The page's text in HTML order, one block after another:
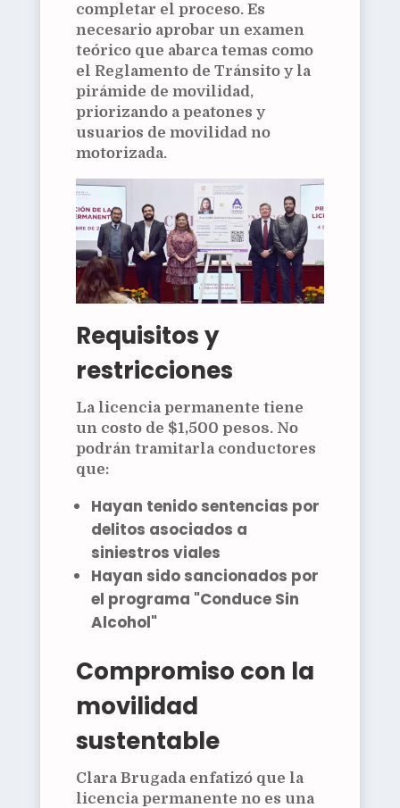
completar el proceso. Es
necesario aprobar un examen
teórico que abarca temas como
el Reglamento de Tránsito y la
pirámide de movilidad,
priorizando a peatones y
usuarios de movilidad no
motorizada.
Requisitos y
restricciones
La licencia permanente tiene
un costo de $1,500 pesos. No
podrán tramitarla conductores
que:
Hayan tenido sentencias por
delitos asociados a
siniestros viales
Hayan sido sancionados por
el programa "Conduce Sin
Alcohol"
Compromiso con la
movilidad
sustentable
Clara Brugada enfatizó que la
licencia permanente no es una